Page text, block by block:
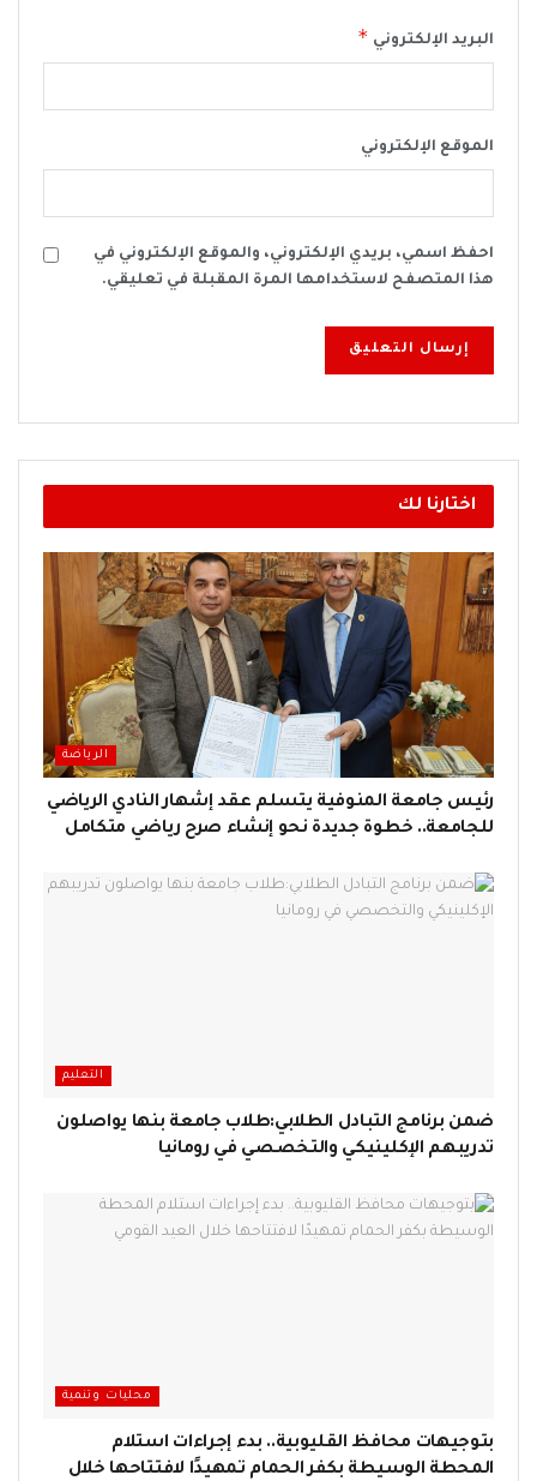
البريد الإلكتروني *
الموقع الإلكتروني
احفظ اسمي، بريدي الإلكتروني، والموقع الإلكتروني في
هذا المتصفح لاستخدامها المرة المقبلة في تعليقي.
اختارنا لك
الرياضة
رئيس جامعة المنوفية يتسلم عقد إشهار النادي الرياضي
للجامعة.. خطوة جديدة نحو إنشاء صرح رياضي متكامل
التعليم
ضمن برنامج التبادل الطلابي:طلاب جامعة بنها يواصلون
تدريبهم الإكلينيكي والتخصصي في رومانيا
محليات وتنمية
بتوجيهات محافظ القليوبية.. بدء إجراءات استلام
المحطة الوسيطة بكفر الحمام تمهيدًا لافتتاحها خلال